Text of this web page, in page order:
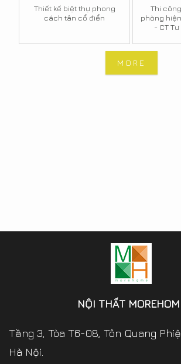
Thiết kế biệt thự phong
cách tân cổ điển
Thi
phòng
- CT
MORE
NỘI THẤT
Tầng 3, Tòa T6-08, Tôn Quang
Hà Nội.